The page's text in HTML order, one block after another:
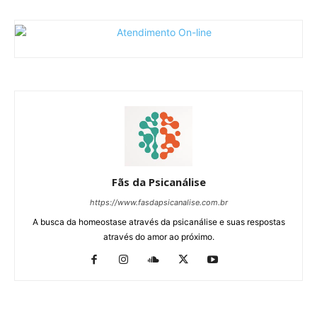
Fãs da Psicanálise
https://www.fasdapsicanalise.com.br
A busca da homeostase através da psicanálise e suas respostas
através do amor ao próximo.